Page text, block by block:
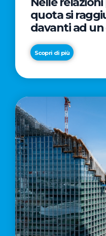
quota si
davanti ad un
Scopri di più